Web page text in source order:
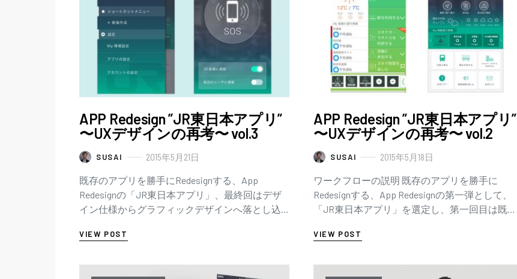
APP Redesign ”JR東日本アプリ”
〜UXデザインの再考〜 vol.3
SUSAI 2015年5月21日
既存のアプリを勝手にRedesignする、App
Redesignの「JR東日本アプリ」、最終回はデザ
イン仕様からグラフィックデザインへ落とし込
状況確認…
VIEW POST
APP Redesign ”JR東日本アプリ”
〜UXデザインの再考〜 vol.2
SUSAI 2015年5月18日
ワークフローの説明 既存のアプリを勝手に
Redesignする、App Redesignの第一弾として、
「JR東日本アプリ」を選定し、第一回目は既存
にまとめる方…
VIEW POST